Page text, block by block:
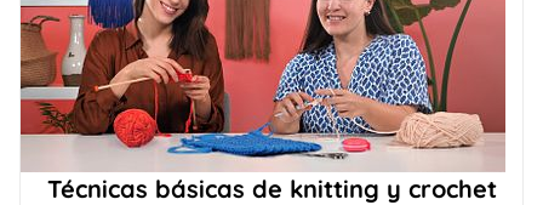
Técnicas básicas de knitting y crochet